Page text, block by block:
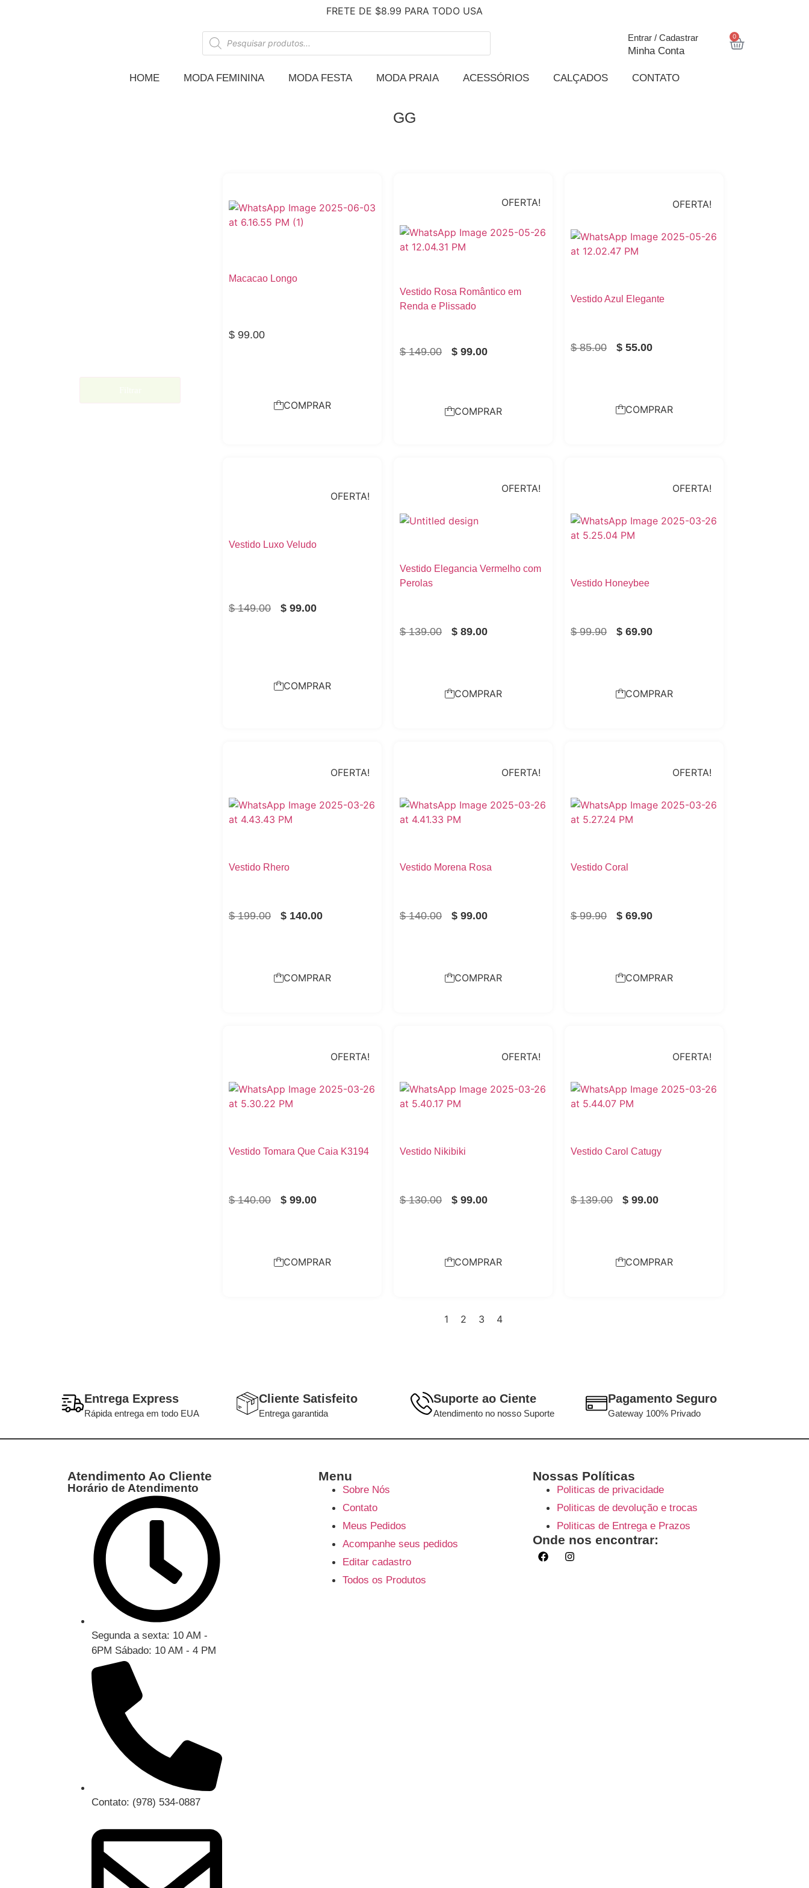
FRETE DE $8.99 PARA TODO USA
Entrar / Cadastrar
Minha Conta
0
HOME MODA FEMININA MODA FESTA MODA PRAIA ACESSÓRIOS CALÇADOS CONTATO
GG
Macacao Longo
$ 99.00
COMPRAR
OFERTA!
Vestido Rosa Romântico em
Renda e Plissado
$149.00 $ 99.00
COMPRAR
OFERTA!
Vestido Azul Elegante
$85.00 $ 55.00
COMPRAR
OFERTA!
Vestido Luxo Veludo
$149.00 $ 99.00
COMPRAR
OFERTA!
Vestido Elegancia Vermelho com
Perolas
$139.00 $ 89.00
COMPRAR
OFERTA!
Vestido Honeybee
$99.90 $ 69.90
COMPRAR
OFERTA!
Vestido Rhero
$199.00 $ 140.00
COMPRAR
OFERTA!
Vestido Morena Rosa
$140.00 $ 99.00
COMPRAR
OFERTA!
Vestido Coral
$99.90 $ 69.90
COMPRAR
OFERTA!
Vestido Tomara Que Caia K3194
$140.00 $ 99.00
COMPRAR
OFERTA!
Vestido Nikibiki
$130.00 $ 99.00
COMPRAR
OFERTA!
Vestido Carol Catugy
$139.00 $ 99.00
COMPRAR
1 2 3 4
Entrega Express
Rápida entrega em todo EUA
Cliente Satisfeito
Entrega garantida
Suporte ao Ciente
Atendimento no nosso Suporte
Pagamento Seguro
Gateway 100% Privado
Atendimento Ao Cliente
Horário de Atendimento
Segunda a sexta: 10 AM -
6PM Sábado: 10 AM - 4 PM
Contato: (978) 534-0887
Menu
Sobre Nós
Contato
Meus Pedidos
Acompanhe seus pedidos
Editar cadastro
Todos os Produtos
Nossas Políticas
Politicas de privacidade
Politicas de devolução e trocas
Politicas de Entrega e Prazos
Onde nos encontrar: